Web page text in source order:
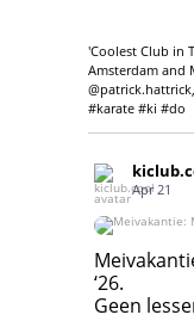
'Coolest Club in
Amsterdam and
#karate #ki #do
Apr 21
Meivakantie:
Geen lessen
‘26.
Geen